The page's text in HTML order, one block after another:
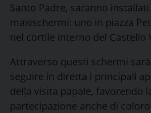
Santo Padre, saranno
maxischermi: uno in piazza
nel cortile interno del Castello
Attraverso questi schermi
seguire in diretta i principali
della visita papale, favorendo
partecipazione anche di